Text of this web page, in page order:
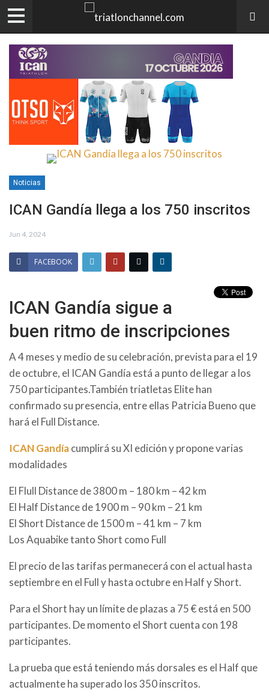
Noticias
ICAN Gandía llega a los 750 inscritos
Jun 4, 2024
FACEBOOK
ICAN Gandía sigue a
buen ritmo de inscripciones
A 4 meses y medio de su celebración, prevista para el 19
de octubre, el ICAN Gandía está a punto de llegar a los
750 participantes.También triatletas Elite han
confirmado su presencia, entre ellas Patricia Bueno que
hará el Full Distance.
ICAN Gandíacumplirá su XI edición y propone varias
modalidades
El Flull Distance de 3800 m – 180 km – 42 km
El Half Distance de 1900 m – 90 km – 21 km
El Short Distance de 1500 m – 41 km – 7 km
Los Aquabike tanto Short como Full
El precio de las tarifas permanecerá con el actual hasta
septiembre en el Full y hasta octubre en Half y Short.
Para el Short hay un límite de plazas a 75 € está en 500
participantes. De momento el Short cuenta con 198
participantes.
La prueba que está teniendo más dorsales es el Half que
actualmente ha superado los 350 inscritos.